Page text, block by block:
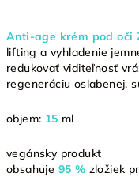
Anti-age krém pod oči
lifting a vyhladenie
redukovať viditeľnosť
regeneráciu oslabenej,
objem: 15 ml
vegánsky produkt
obsahuje 95 % zložiek